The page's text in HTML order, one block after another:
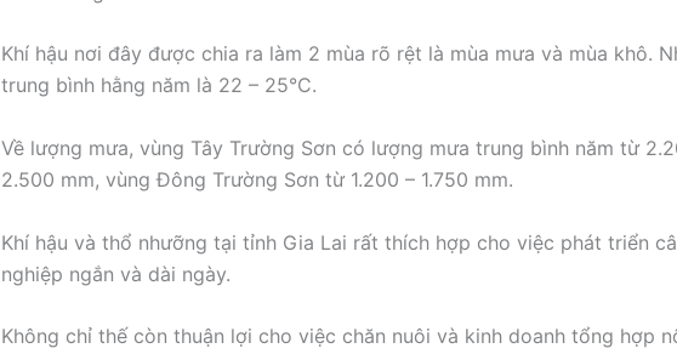
Khí hậu nơi đây được chia ra làm 2 mùa rõ rệt là mùa mưa và mùa khô.
trung bình hằng năm là 22 – 25°C.
Về lượng mưa, vùng Tây Trường Sơn có lượng mưa trung bình năm từ
2.500 mm, vùng Đông Trường Sơn từ 1.200 – 1.750 mm.
Khí hậu và thổ nhưỡng tại tỉnh Gia Lai rất thích hợp cho việc phát triển
nghiệp ngắn và dài ngày.
Không chỉ thế còn thuận lợi cho việc chăn nuôi và kinh doanh tổng hợp